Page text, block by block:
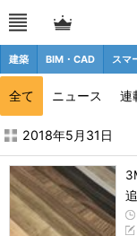
建築 BIM・CAD スマ
全て ニュース 連
2018年5月の記事一
2018年5月31日